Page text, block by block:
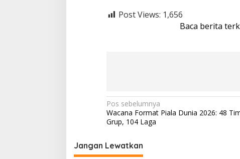
Post Views: 1,656
Baca berita
N
a
i
Pos sebelumnya
Wacana Format Piala Dunia 2026: 48
Grup, 104 Laga
Jangan Lewatkan